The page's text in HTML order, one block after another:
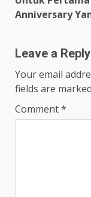
Anniversary
Leave a Reply
Your email
fields are marked
Comment*